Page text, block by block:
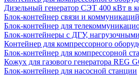
Дизельный генератор СЭТ 400 кВт в
Блок-контейнер связи и коммуникаций
Блок-контейнер для
Блок-контейнеры с ДГУ,
Контейнер для компрессорного
Блок-контейнер для компрессорной
Кожух для газового генератора REG
Блок-контейнер для насосной станции